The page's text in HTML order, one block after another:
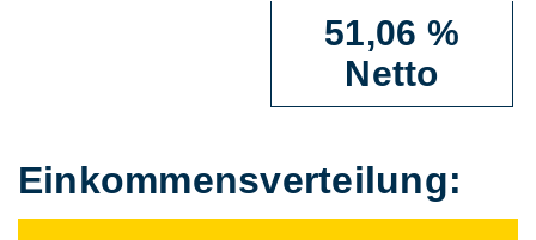
51,06 %
Netto
Einkommens­verteilung: